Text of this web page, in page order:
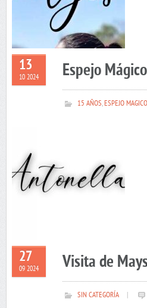
13
10 2024 Espejo
15 AÑOS,ESPEJO MAGICO
27
09 2024 Visita de
SIN CATEGORÍA